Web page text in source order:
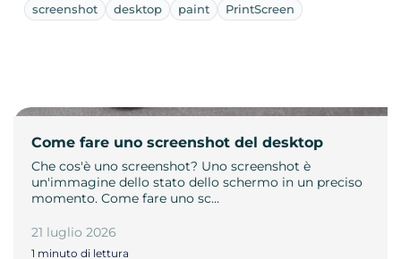
screenshot desktop paint PrintScreen
Come fare uno screenshot del desktop
Che cos'è uno screenshot? Uno screenshot è
un'immagine dello stato dello schermo in un preciso
momento. Come fare uno sc…
21 luglio 2026
1 minuto di lettura